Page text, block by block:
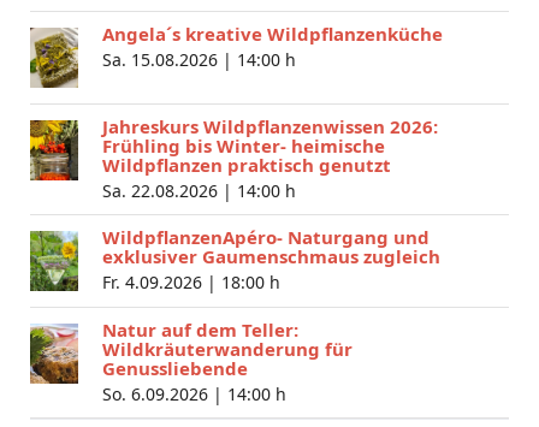
Angela´s kreative Wildpflanzenküche
Sa. 15.08.2026 | 14:00 h
Jahreskurs Wildpflanzenwissen 2026:
Frühling bis Winter- heimische
Wildpflanzen praktisch genutzt
Sa. 22.08.2026 | 14:00 h
WildpflanzenApéro- Naturgang und
exklusiver Gaumenschmaus zugleich
Fr. 4.09.2026 | 18:00 h
Natur auf dem Teller:
Wildkräuterwanderung für
Genussliebende
So. 6.09.2026 | 14:00 h